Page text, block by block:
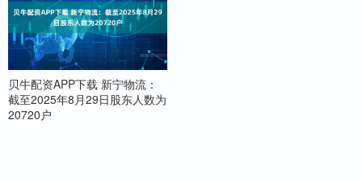
贝牛配资APP下载 新宁物流：
截至2025年8月29日股东人数为
20720户